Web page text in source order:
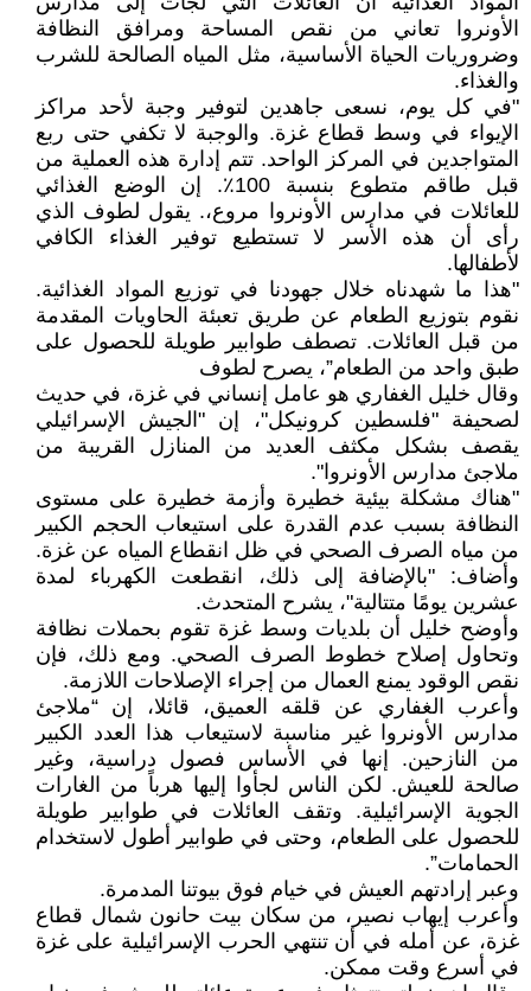
الأونروا تعاني من نقص المساحة ومرافق النظافة
وضروريات الحياة الأساسية، مثل المياه الصالحة للشرب
والغذاء.
"في كل يوم، نسعى جاهدين لتوفير وجبة لأحد مراكز
الإيواء في وسط قطاع غزة. والوجبة لا تكفي حتى ربع
المتواجدين في المركز الواحد. تتم إدارة هذه العملية من
قبل طاقم متطوع بنسبة 100٪. إن الوضع الغذائي
للعائلات في مدارس الأونروا مروع،. يقول لطوف الذي
رأى أن هذه الأسر لا تستطيع توفير الغذاء الكافي
لأطفالها.
"هذا ما شهدناه خلال جهودنا في توزيع المواد الغذائية.
نقوم بتوزيع الطعام عن طريق تعبئة الحاويات المقدمة
من قبل العائلات. تصطف طوابير طويلة للحصول على
طبق واحد من الطعام”، يصرح لطوف
وقال خليل الغفاري هو عامل إنساني في غزة، في حديث
لصحيفة "فلسطين كرونيكل"، إن "الجيش الإسرائيلي
يقصف بشكل مكثف العديد من المنازل القريبة من
ملاجئ مدارس الأونروا".
"هناك مشكلة بيئية خطيرة وأزمة خطيرة على مستوى
النظافة بسبب عدم القدرة على استيعاب الحجم الكبير
من مياه الصرف الصحي في ظل انقطاع المياه عن غزة.
وأضاف: "بالإضافة إلى ذلك، انقطعت الكهرباء لمدة
عشرين يومًا متتالية"، يشرح المتحدث.
وأوضح خليل أن بلديات وسط غزة تقوم بحملات نظافة
وتحاول إصلاح خطوط الصرف الصحي. ومع ذلك، فإن
نقص الوقود يمنع العمال من إجراء الإصلاحات اللازمة.
وأعرب الغفاري عن قلقه العميق، قائلا، إن “ملاجئ
مدارس الأونروا غير مناسبة لاستيعاب هذا العدد الكبير
من النازحين. إنها في الأساس فصول دراسية، وغير
صالحة للعيش. لكن الناس لجأوا إليها هرباً من الغارات
الجوية الإسرائيلية. وتقف العائلات في طوابير طويلة
للحصول على الطعام، وحتى في طوابير أطول لاستخدام
الحمامات”.
وعبر إرادتهم العيش في خيام فوق بيوتنا المدمرة.
وأعرب إيهاب نصير، من سكان بيت حانون شمال قطاع
غزة، عن أمله في أن تنتهي الحرب الإسرائيلية على غزة
في أسرع وقت ممكن.